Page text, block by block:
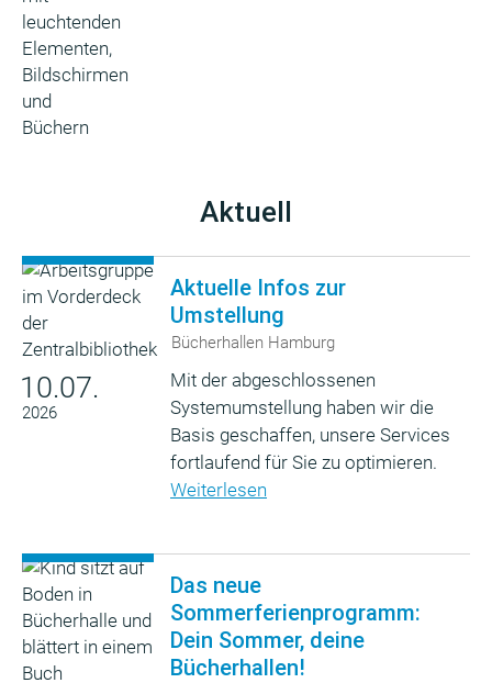
Aktuell
10.07.
2026
Aktuelle Infos zur
Umstellung
Bücherhallen Hamburg
Mit der abgeschlossenen
Systemumstellung haben wir die
Basis geschaffen, unsere Services
fortlaufend für Sie zu optimieren.
Weiterlesen
Das neue
Sommerferienprogramm:
Dein Sommer, deine
Bücherhallen!